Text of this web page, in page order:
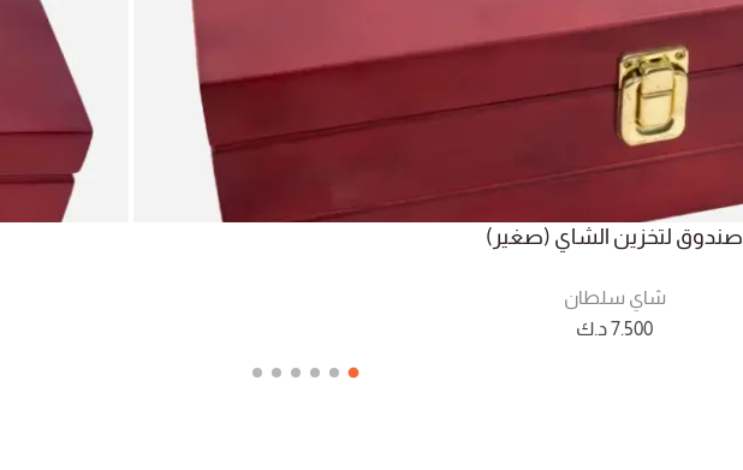
صندوق لتخزين الشاي (صغير)
شاي سلطان
7.500د.ك